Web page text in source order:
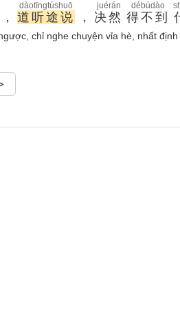
， 道听途说
dàotīngtúshuō
， 决然
juérán
得不到
débúdào
chỉ nghe chuyện vỉa hè, nhất